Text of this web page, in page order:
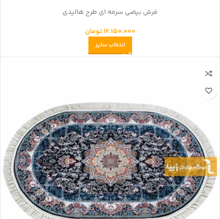
فرش بیضی سرمه ای طرح هالیدی
12.150.000 تومان
انتخاب سایز